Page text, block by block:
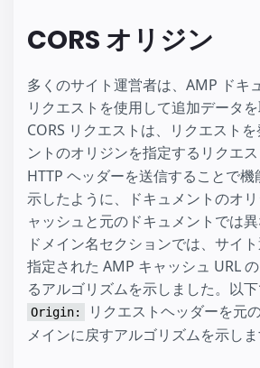
CORS オリジン
多くのサイト運営者は、AMP ドキ
リクエストを使用して追加データを
CORS リクエストは、リクエスト
ントのオリジンを指定するリクエ
HTTP ヘッダーを送信することで
示したように、ドキュメントのオ
ャッシュと元のドキュメントでは
ドメイン名セクションでは、サイ
指定された AMP キャッシュ URL
るアルゴリズムを示しました。以
Origin:
リクエストヘッダーを元
メインに戻すアルゴリズムを示しま